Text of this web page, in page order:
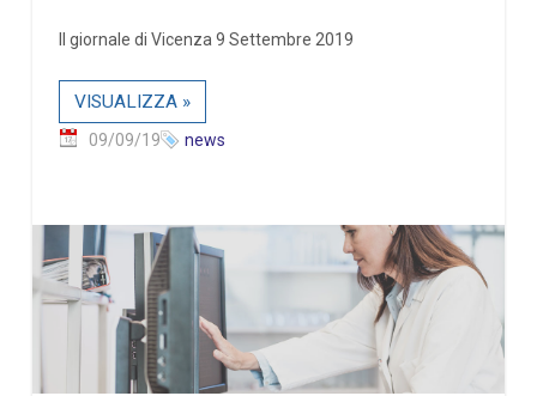
Il giornale di Vicenza 9 Settembre 2019
VISUALIZZA »
09/09/19 news